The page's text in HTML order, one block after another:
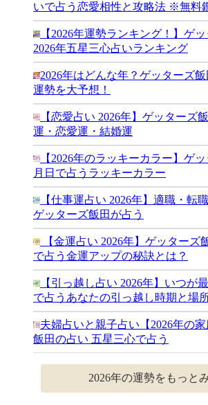
いで占う恋愛相性と攻略法 ※無料
【2026年運勢ランキング！】ゲ
2026年五星三心占いランキング
2026年はどんな年？ゲッターズ
運勢を大予想！
【恋愛占い 2026年】ゲッターズ
運・恋愛運・結婚運
【2026年のラッキーカラー】ゲ
月日で占うラッキーカラー
【仕事運占い 2026年】適職・転
ゲッターズ飯田が占う
【金運占い 2026年】ゲッターズ
で占う金運アップの秘訣とは？
【引っ越し占い 2026年】いつが
で占うあなたの引っ越し時期と場
夫婦占いと親子占い【2026年の
飯田の占い 五星三心で占う
2026年の運勢をもっと